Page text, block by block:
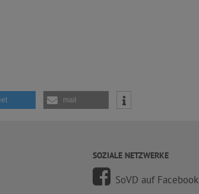
mail
SOZIALE NETZWERKE
SoVD auf Facebook